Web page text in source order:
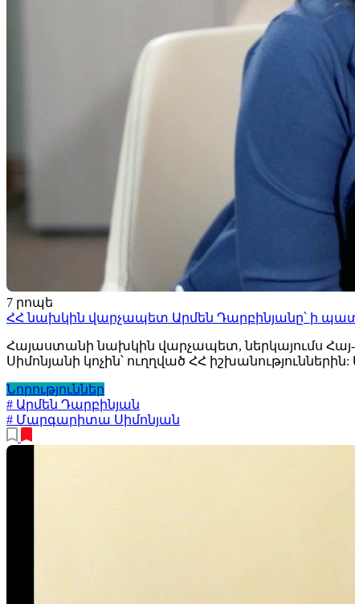
7 րոպե
ՀՀ նախկին վարչապետ Արմեն Դարբինյանը՝ ի
Հայաստանի նախկին վարչապետ, ներկայումս
Սիմոնյանի կոչին՝ ուղղված ՀՀ
Նորություններ
# Արմեն Դարբինյան
# Մարգարիտա Սիմոնյան